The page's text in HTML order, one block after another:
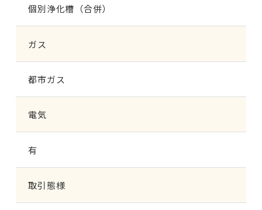
個別浄化槽（合併）
ガス
都市ガス
電気
有
取引態様